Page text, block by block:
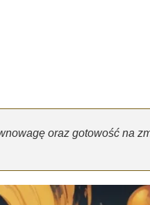
oraz gotowość na